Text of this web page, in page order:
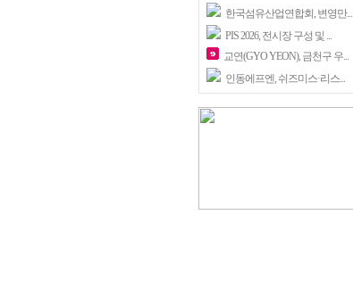
한국섬유산업연합회, 변영만...
PIS 2026, 전시장 구성 및 ...
교연(GYO YEON), 금천구 우...
인동에프엔, 쉬즈미스·리스...